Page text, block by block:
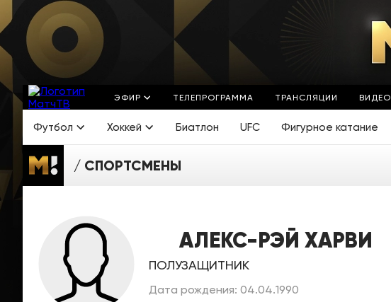
ЭФИР ТЕЛЕПРОГРАММА ТРАНСЛЯЦИИ ВИДЕО
Футбол Хоккей Биатлон UFC Фигурное катание
СПОРТСМЕНЫ
АЛЕКС-РЭЙ ХАРВИ
ПОЛУЗАЩИТНИК
Дата рождения: 04.04.1990